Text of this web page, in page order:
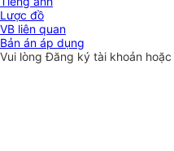
Lược đồ
VB liên quan
Bản án áp dụng
Vui lòngĐăng ký tài khoản hoặc